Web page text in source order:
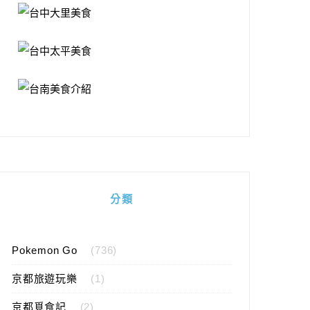
分類
Pokemon Go (736)
京都旅遊玩樂 (1)
京都覓食記 (2)